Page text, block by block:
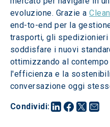
Condividi:
evoluzione. Grazie a
end-to-end per la
trasporti, gli spedizionieri
soddisfare i nuovi
ottimizzando al
l'efficienza e la
conversazione oggi